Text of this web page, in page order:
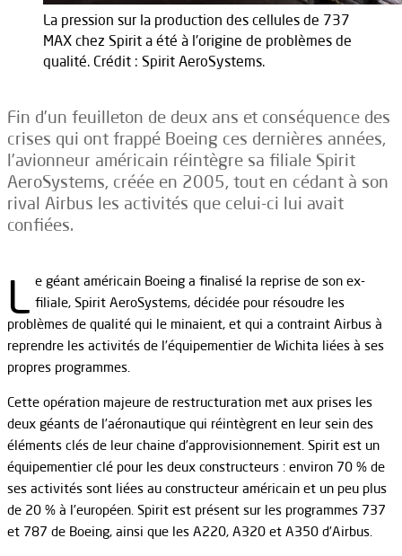
La pression sur la production des cellules de 737
MAX chez Spirit a été à l'origine de problèmes de
qualité. Crédit : Spirit AeroSystems.
Fin d’un feuilleton de deux ans et conséquence des
crises qui ont frappé Boeing ces dernières années,
l’avionneur américain réintègre sa filiale Spirit
AeroSystems, créée en 2005, tout en cédant à son
rival Airbus les activités que celui-ci lui avait
confiées.
L e géant américain Boeing a finalisé la reprise de son ex-
filiale, Spirit AeroSystems, décidée pour résoudre les
problèmes de qualité qui le minaient, et qui a contraint Airbus à
reprendre les activités de l’équipementier de Wichita liées à ses
propres programmes.
Cette opération majeure de restructuration met aux prises les
deux géants de l’aéronautique qui réintègrent en leur sein des
éléments clés de leur chaine d’approvisionnement. Spirit est un
équipementier clé pour les deux constructeurs : environ 70 % de
ses activités sont liées au constructeur américain et un peu plus
de 20 % à l’européen. Spirit est présent sur les programmes 737
et 787 de Boeing, ainsi que les A220, A320 et A350 d’Airbus.